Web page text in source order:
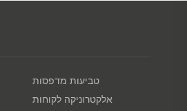
טביעות מדפסות
אלקטרוניקה לקוחות